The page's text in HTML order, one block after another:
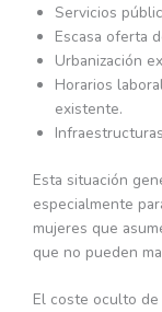
Servicios
Escasa oferta
Urbanización
Horarios
existente.
Esta situación
especialmente
mujeres que
que no pueden
El coste oculto